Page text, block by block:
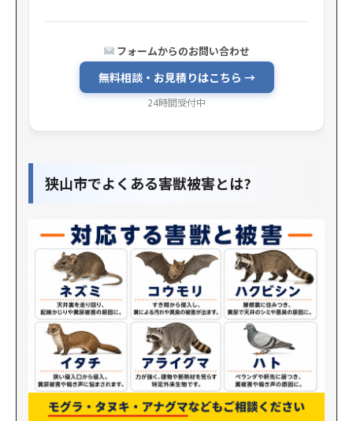
フォームからのお問い合わせ
無料相談・お見積りはこちら →
24時間受付中
狭山市でよくある害獣被害とは?